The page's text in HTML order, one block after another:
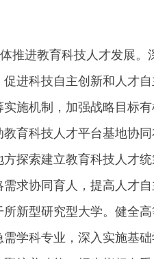
推进教育科技人才发展。
促进科技自主创新和人才
实施机制，加强战略目标
教育科技人才平台基地协
方探索建立教育科技人才
需求协同育人，提高人才
所新型研究型大学。健全
需学科专业，深入实施基